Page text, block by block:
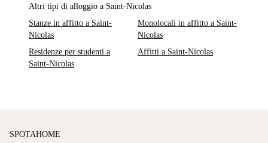
Altri tipi di alloggio a Saint-Nicolas
Stanze in affitto a Saint-
Nicolas
Monolocali in affitto a Saint-
Nicolas
Residenze per studenti a
Saint-Nicolas
Affitti a Saint-Nicolas
SPOTAHOME